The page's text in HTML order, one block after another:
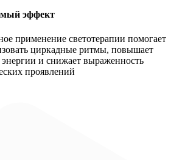
эффект
применение светотерапии помогает
циркадные ритмы, повышает
энергии и снижает выраженность
проявлений